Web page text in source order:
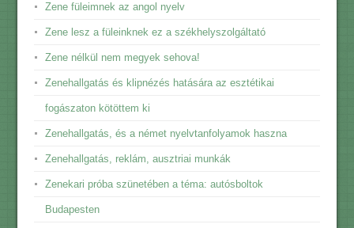
Zene füleimnek az angol nyelv
Zene lesz a füleinknek ez a székhelyszolgáltató
Zene nélkül nem megyek sehova!
Zenehallgatás és klipnézés hatására az esztétikai
fogászaton kötöttem ki
Zenehallgatás, és a német nyelvtanfolyamok haszna
Zenehallgatás, reklám, ausztriai munkák
Zenekari próba szünetében a téma: autósboltok
Budapesten